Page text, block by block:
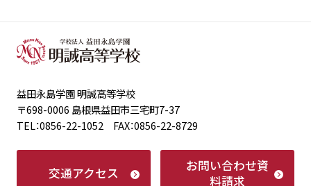
益田永島学園 明誠高等学校
〒698-0006 島根県益田市三宅町7-37
TEL：0856-22-1052 FAX：0856-22-8729
交通アクセス お問い合わせ資
料請求